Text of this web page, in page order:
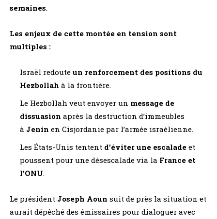
semaines.
Les enjeux de cette montée en tension sont
multiples :
Israël redoute un renforcement des positions du
Hezbollah à la frontière.
Le Hezbollah veut envoyer un message de
dissuasion après la destruction d’immeubles
à Jenin en Cisjordanie par l’armée israélienne.
Les États-Unis tentent d’éviter une escalade et
poussent pour une désescalade via la France et
l’ONU.
Le président Joseph Aoun suit de près la situation et
aurait dépêché des émissaires pour dialoguer avec